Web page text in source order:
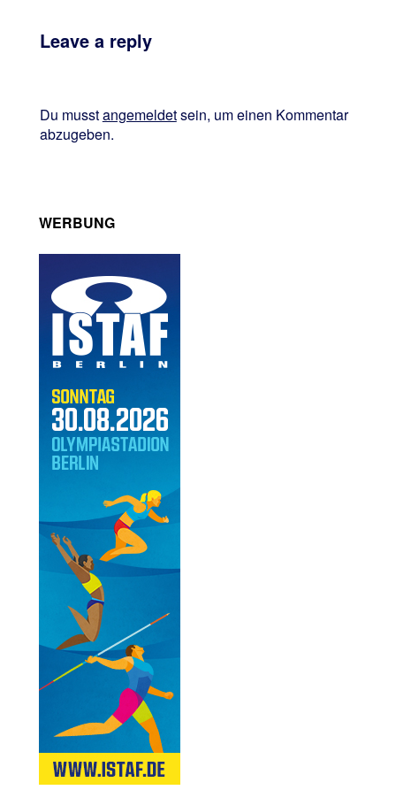
Leave a reply
Du musstangemeldetsein, um einen Kommentar
abzugeben.
WERBUNG